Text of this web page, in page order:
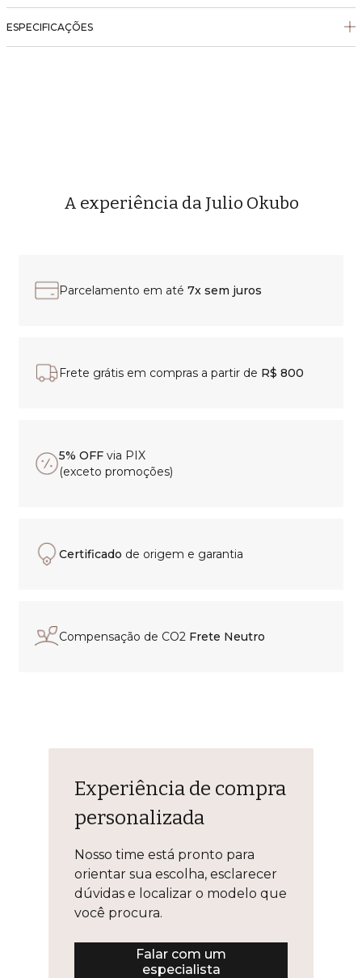
ESPECIFICAÇÕES
A experiência da Julio Okubo
Parcelamento em até 7x sem juros
Frete grátis em compras a partir de R$ 800
5% OFF via PIX
(exceto promoções)
Certificado de origem e garantia
Compensação de CO2 Frete Neutro
Experiência de compra
personalizada
Nosso time está pronto para
orientar sua escolha, esclarecer
dúvidas e localizar o modelo que
você procura.
Falar com um
especialista